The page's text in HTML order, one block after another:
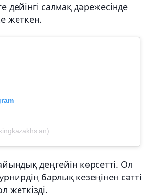
дейінгі салмақ дәрежесінде
жеткен.
деңгейін көрсетті. Ол
барлық кезеңінен сәтті
жеткізді.